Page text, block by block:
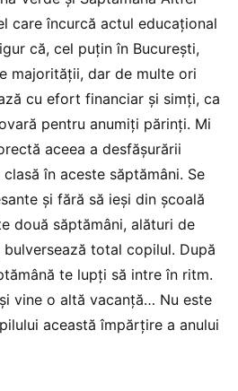
care încurcă actul educațional
că, cel puțin în București,
majorității, dar de multe ori
cu efort financiar și simți, ca
pentru anumiți părinți. Mi
aceea a desfășurării
în aceste săptămâni. Se
și fără să ieși din școală
două săptămâni, alături de
total copilul. După
te lupți să intre în ritm.
vine o altă vacanță… Nu este
această împărțire a anului